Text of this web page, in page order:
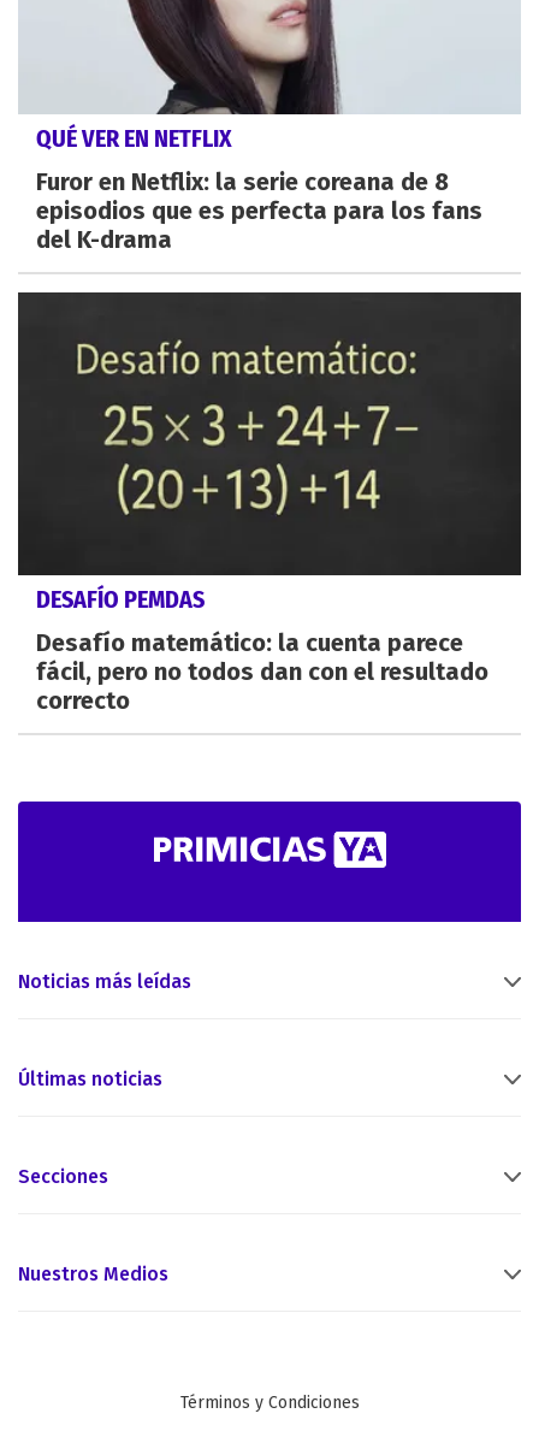
QUÉ VER EN NETFLIX
Furor en Netflix: la serie coreana de 8
episodios que es perfecta para los fans
del K-drama
DESAFÍO PEMDAS
Desafío matemático: la cuenta parece
fácil, pero no todos dan con el resultado
correcto
Noticias más leídas
Últimas noticias
Secciones
Nuestros Medios
Términos y Condiciones